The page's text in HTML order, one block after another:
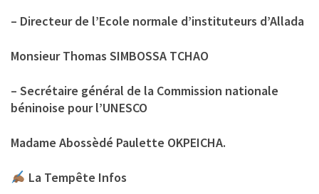
– Directeur de l’Ecole normale d’instituteurs d’Allada
Monsieur Thomas SIMBOSSA TCHAO
– Secrétaire général de la Commission nationale
béninoise pour l’UNESCO
Madame Abossèdé Paulette OKPEICHA.
La Tempête Infos